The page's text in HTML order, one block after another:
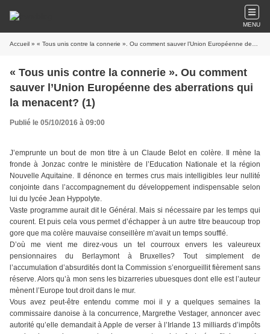
MENU
Accueil » « Tous unis contre la connerie ». Ou comment sauver l’Union Européenne des aberrations qui la menacent? (1)
« Tous unis contre la connerie ». Ou comment
sauver l’Union Européenne des aberrations qui
la menacent? (1)
Publié le 05/10/2016 à 09:00
J’emprunte un bout de mon titre à un Claude Belot en colère. Il mène la
fronde à Jonzac contre le ministère de l’Education Nationale et la région
Nouvelle Aquitaine. Il dénonce en termes crus mais intelligibles leur nullité
conjointe dans l’accompagnement du développement indispensable selon
lui du lycée Jean Hyppolyte.
Vaste programme aurait dit le Général. Mais si nécessaire par les temps qui
courent. Et puis cela vous permet d’échapper à un autre titre beaucoup trop
gore que ma colère mauvaise conseillère m’avait un temps soufflé.
D’où me vient me direz-vous un tel courroux envers les valeureux
pensionnaires du Berlaymont à Bruxelles? Tout simplement de
l’accumulation d’absurdités dont la Commission s’enorgueillit fièrement sans
réserve. Alors qu’à mon sens les bizarreries ubuesques dont elle est l’auteur
mènent l’Europe tout droit dans le mur.
Vous avez peut-être entendu comme moi il y a quelques semaines la
commissaire danoise à la concurrence, Margrethe Vestager, annoncer avec
autorité qu’elle demandait à Apple de verser à l’Irlande 13 milliards d’impôts